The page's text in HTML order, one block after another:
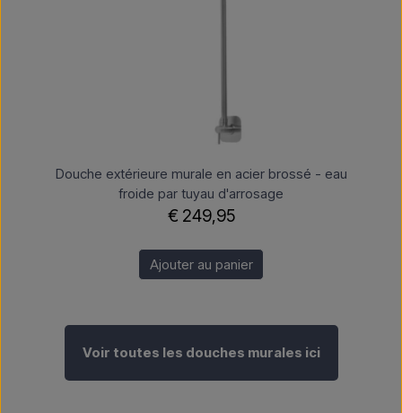
Douche extérieure murale en acier brossé - eau
froide par tuyau d'arrosage
€ 249,95
Ajouter au panier
Voir toutes les douches murales ici